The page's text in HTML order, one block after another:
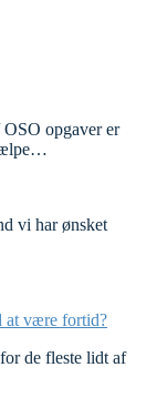
opgaver er
vi har ønsket
at være fortid?
de fleste lidt af